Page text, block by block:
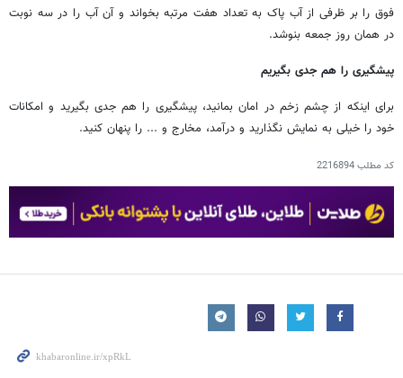
فوق را بر ظرفی از آب پاک به تعداد هفت مرتبه بخواند و آن آب را در سه نوبت
در همان روز جمعه بنوشد.
پیشگیری را هم جدی بگیریم
برای اینکه از چشم زخم در امان بمانید، پیشگیری را هم جدی بگیرید و امکانات
خود را خیلی به نمایش نگذارید و درآمد، مخارج و ... را پنهان کنید.
کد مطلب2216894